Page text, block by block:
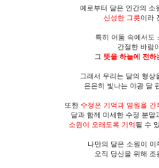
예로부터 달은 인간의 소
신성한 그릇이라
특히 어둠 속에서도
간절한 바람
그 뜻을 하늘에 전하
그래서 우리는 달의 형상
은은히 빛나는 야광 달
또한 수정은 기억과 염원을 간
달과 함께 미세한 수정 분말
소원이 오래도록 기억될 수
나만의 달은 소원이 이
오직 당신을 위해 조